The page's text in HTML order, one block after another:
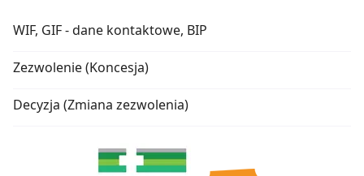
WIF, GIF - dane kontaktowe, BIP
Zezwolenie (Koncesja)
Decyzja (Zmiana zezwolenia)